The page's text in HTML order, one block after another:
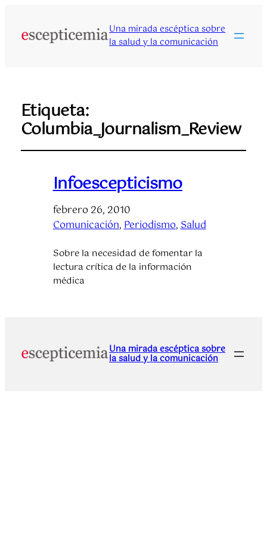
Una mirada escéptica sobre
la salud y la comunicación
Etiqueta:
Columbia_Journalism_Review
Infoescepticismo
febrero 26, 2010
Comunicación, Periodismo, Salud
Sobre la necesidad de fomentar la
lectura crítica de la información
médica
Una mirada escéptica sobre
la salud y la comunicación